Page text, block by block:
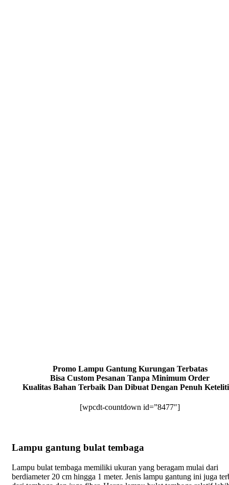
Promo Lampu Gantung Kurungan Terbatas
Bisa Custom Pesanan Tanpa Minimum Order
Kualitas Bahan Terbaik Dan Dibuat Dengan Penuh
[wpcdt-countdown id=”8477″]
Lampu gantung bulat tembaga
Lampu bulat tembaga memiliki ukuran yang beragam mulai dari
berdiameter 20 cm hingga 1 meter. Jenis lampu gantung ini juga